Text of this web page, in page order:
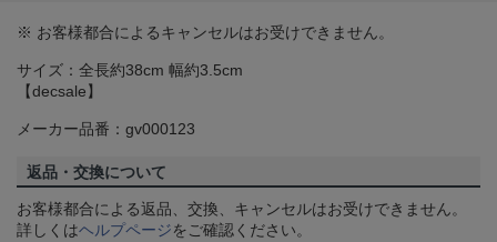
※ お客様都合によるキャンセルはお受けできません。
サイズ：全長約38cm 幅約3.5cm
【decsale】
メーカー品番：gv000123
返品・交換について
お客様都合による返品、交換、キャンセルはお受けできません。
詳しくはヘルプページをご確認ください。